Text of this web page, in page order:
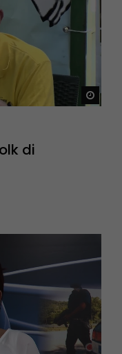
di